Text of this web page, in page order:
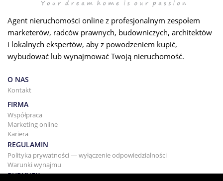
Agent nieruchomości online z profesjonalnym zespołem
marketerów, radców prawnych, budowniczych, architektów
i lokalnych ekspertów, aby z powodzeniem kupić,
wybudować lub wynajmować Twoją nieruchomość.
O NAS
Kontakt
FIRMA
Współpraca
Marketing online
Kariera
REGULAMIN
Polityka prywatności — wyłączenie odpowiedzialności
Warunki wynajmu
BUDYNEK